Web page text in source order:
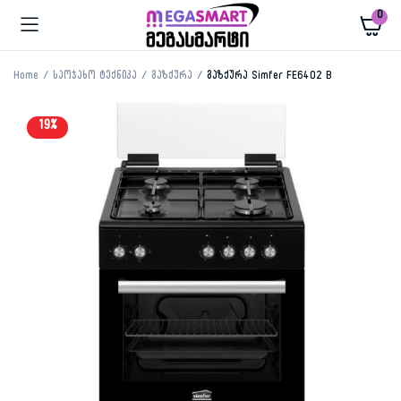
0
Home საოჯახო ტექნიკა გაზქურა გაზქურა Simfer FE6402 B
19%